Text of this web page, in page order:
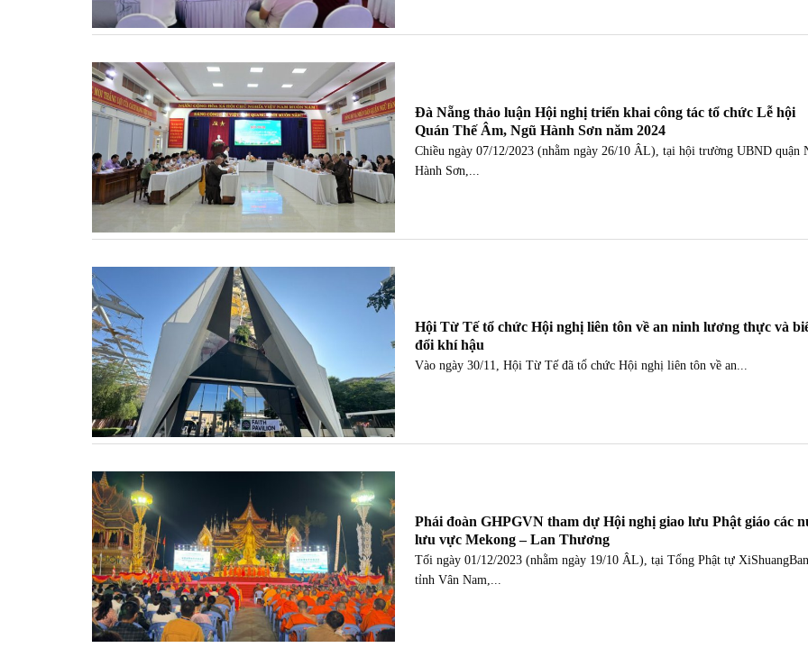
Đà Nẵng thảo luận Hội nghị triển khai công tác tổ chức Lễ hội
Quán Thế Âm, Ngũ Hành Sơn năm 2024
Chiều ngày 07/12/2023 (nhằm ngày 26/10 ÂL), tại hội trường UBND quận
Hành Sơn,...
Hội Từ Tế tổ chức Hội nghị liên tôn về an ninh lương thực và
đổi khí hậu
Vào ngày 30/11, Hội Từ Tế đã tổ chức Hội nghị liên tôn về an...
Phái đoàn GHPGVN tham dự Hội nghị giao lưu Phật giáo các
lưu vực Mekong – Lan Thương
Tối ngày 01/12/2023 (nhằm ngày 19/10 ÂL), tại Tổng Phật tự
tỉnh Vân Nam,...